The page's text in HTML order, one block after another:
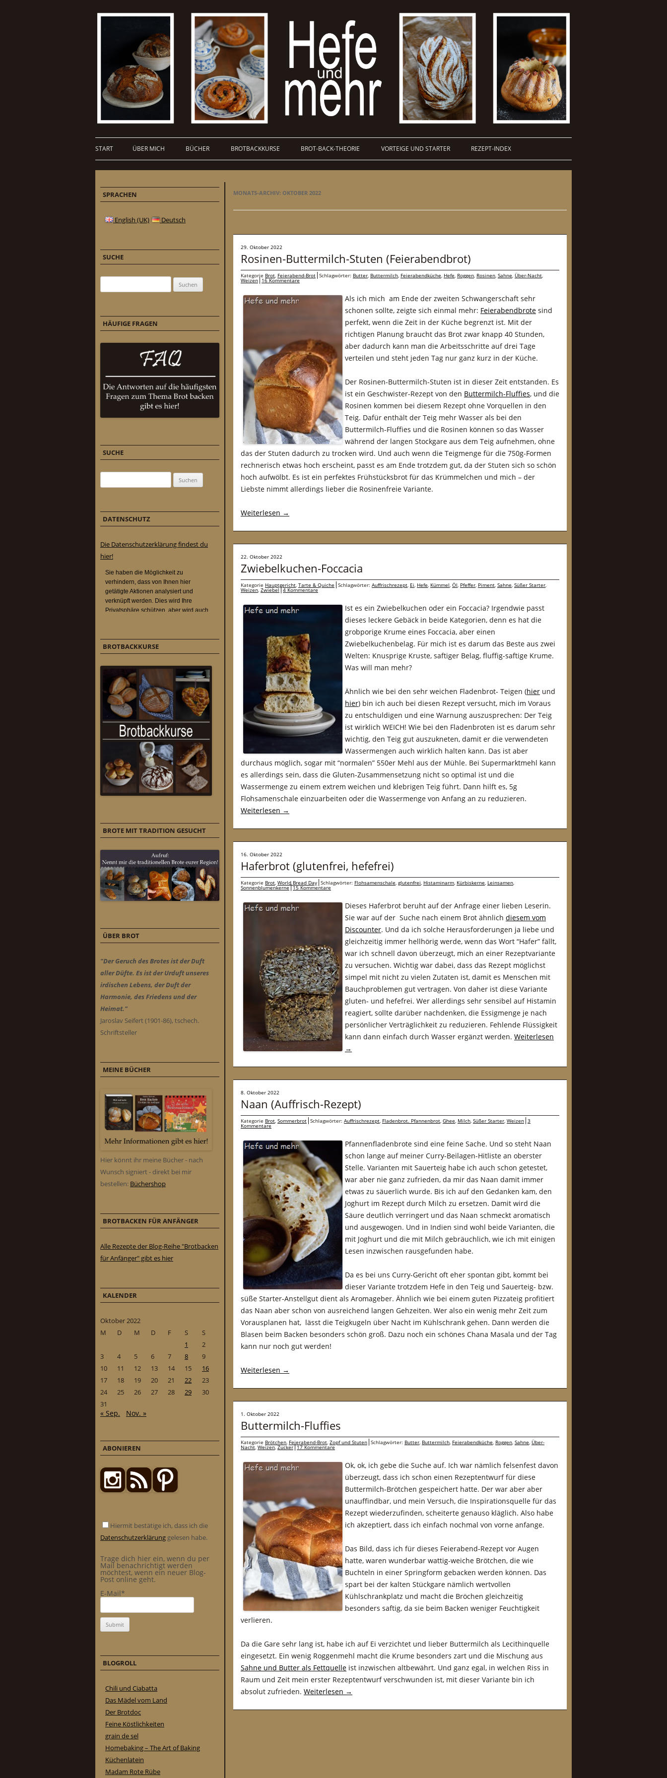
START ÜBER MICH BÜCHER BROTBACKKURSE BROT-BACK-THEORIE VORTEIGE UND STARTER REZEPT-INDEX
MONATS-ARCHIV: OKTOBER 2022
29. Oktober 2022
Rosinen-Buttermilch-Stuten (Feierabendbrot)
Kategorie Brot, Feierabend-Brot Schlagwörter: Butter, Buttermilch, Feierabendküche, Hefe, Roggen, Rosinen, Sahne, Über-Nacht,
Weizen 16 Kommentare
Als ich mich am Ende der zweiten Schwangerschaft sehr
schonen sollte, zeigte sich einmal mehr: Feierabendbrote sind
perfekt, wenn die Zeit in der Küche begrenzt ist. Mit der
richtigen Planung braucht das Brot zwar knapp 40 Stunden,
aber dadurch kann man die Arbeitsschritte auf drei Tage
verteilen und steht jeden Tag nur ganz kurz in der Küche.
Der Rosinen-Buttermilch-Stuten ist in dieser Zeit entstanden. Es
ist ein Geschwister-Rezept von den Buttermilch-Fluffies, und die
Rosinen kommen bei diesem Rezept ohne Vorquellen in den
Teig. Dafür enthält der Teig mehr Wasser als bei den
Buttermilch-Fluffies und die Rosinen können so das Wasser
während der langen Stockgare aus dem Teig aufnehmen, ohne
das der Stuten dadurch zu trocken wird. Und auch wenn die Teigmenge für die 750g-Formen
rechnerisch etwas hoch erscheint, passt es am Ende trotzdem gut, da der Stuten sich so schön
hoch aufwölbt. Es ist ein perfektes Frühstücksbrot für das Krümmelchen und mich – der
Liebste nimmt allerdings lieber die Rosinenfreie Variante.
Weiterlesen →
22. Oktober 2022
Zwiebelkuchen-Foccacia
Kategorie Hauptgericht, Tarte & Quiche Schlagwörter: Auffrischrezept, Ei, Hefe, Kümmel, Öl, Pfeffer, Piment, Sahne, Süßer Starter,
Weizen, Zwiebel 4 Kommentare
Ist es ein Zwiebelkuchen oder ein Foccacia? Irgendwie passt
dieses leckere Gebäck in beide Kategorien, denn es hat die
grobporige Krume eines Foccacia, aber einen
Zwiebelkuchenbelag. Für mich ist es darum das Beste aus zwei
Welten: Knusprige Kruste, saftiger Belag, fluffig-saftige Krume.
Was will man mehr?
Ähnlich wie bei den sehr weichen Fladenbrot- Teigen (hier und
hier) bin ich auch bei diesen Rezept versucht, mich im Voraus
zu entschuldigen und eine Warnung auszusprechen: Der Teig
ist wirklich WEICH! Wie bei den Fladenbroten ist es darum sehr
wichtig, den Teig gut auszukneten, damit er die verwendeten
Wassermengen auch wirklich halten kann. Das ist aber
durchaus möglich, sogar mit “normalen” 550er Mehl aus der Mühle. Bei Supermarktmehl kann
es allerdings sein, dass die Gluten-Zusammensetzung nicht so optimal ist und die
Wassermenge zu einem extrem weichen und klebrigen Teig führt. Dann hilft es, 5g
Flohsamenschale einzuarbeiten oder die Wassermenge von Anfang an zu reduzieren.
Weiterlesen →
16. Oktober 2022
Haferbrot (glutenfrei, hefefrei)
Kategorie Brot, World Bread Day Schlagwörter: Flohsamenschale, glutenfrei, Histaminarm, Kürbiskerne, Leinsamen,
Sonnenblumenkerne 15 Kommentare
Dieses Haferbrot beruht auf der Anfrage einer lieben Leserin.
Sie war auf der Suche nach einem Brot ähnlich diesem vom
Discounter. Und da ich solche Herausforderungen ja liebe und
gleichzeitig immer hellhörig werde, wenn das Wort “Hafer” fällt,
war ich schnell davon überzeugt, mich an einer Rezeptvariante
zu versuchen. Wichtig war dabei, dass das Rezept möglichst
simpel mit nicht zu vielen Zutaten ist, damit es Menschen mit
Bauchproblemen gut vertragen. Von daher ist diese Variante
gluten- und hefefrei. Wer allerdings sehr sensibel auf Histamin
reagiert, sollte darüber nachdenken, die Essigmenge je nach
persönlicher Verträglichkeit zu reduzieren. Fehlende Flüssigkeit
kann dann einfach durch Wasser ergänzt werden. Weiterlesen
→
8. Oktober 2022
Naan (Auffrisch-Rezept)
Kategorie Brot, Sommerbrot Schlagwörter: Auffrischrezept, Fladenbrot. Pfannenbrot, Ghee, Milch, Süßer Starter, Weizen 3
Kommentare
Pfannenfladenbrote sind eine feine Sache. Und so steht Naan
schon lange auf meiner Curry-Beilagen-Hitliste an oberster
Stelle. Varianten mit Sauerteig habe ich auch schon getestet,
war aber nie ganz zufrieden, da mir das Naan damit immer
etwas zu säuerlich wurde. Bis ich auf den Gedanken kam, den
Joghurt im Rezept durch Milch zu ersetzen. Damit wird die
Säure deutlich verringert und das Naan schmeckt aromatisch
und ausgewogen. Und in Indien sind wohl beide Varianten, die
mit Joghurt und die mit Milch gebräuchlich, wie ich mit einigen
Lesen inzwischen rausgefunden habe.
Da es bei uns Curry-Gericht oft eher spontan gibt, kommt bei
dieser Variante trotzdem Hefe in den Teig und Sauerteig- bzw.
süße Starter-Anstellgut dient als Aromageber. Ähnlich wie bei einem guten Pizzateig profitiert
das Naan aber schon von ausreichend langen Gehzeiten. Wer also ein wenig mehr Zeit zum
Vorausplanen hat, lässt die Teigkugeln über Nacht im Kühlschrank gehen. Dann werden die
Blasen beim Backen besonders schön groß. Dazu noch ein schönes Chana Masala und der Tag
kann nur noch gut werden!
Weiterlesen →
1. Oktober 2022
Buttermilch-Fluffies
Kategorie Brötchen, Feierabend-Brot, Zopf und Stuten Schlagwörter: Butter, Buttermilch, Feierabendküche, Roggen, Sahne, Über-
Nacht, Weizen,Zucker 17 Kommentare
Ok, ok, ich gebe die Suche auf. Ich war nämlich felsenfest davon
überzeugt, dass ich schon einen Rezeptentwurf für diese
Buttermilch-Brötchen gespeichert hatte. Der war aber aber
unauffindbar, und mein Versuch, die Inspirationsquelle für das
Rezept wiederzufinden, scheiterte genauso kläglich. Also habe
ich akzeptiert, dass ich einfach nochmal von vorne anfange.
Das Bild, dass ich für dieses Feierabend-Rezept vor Augen
hatte, waren wunderbar wattig-weiche Brötchen, die wie
Buchteln in einer Springform gebacken werden können. Das
spart bei der kalten Stückgare nämlich wertvollen
Kühlschrankplatz und macht die Bröchen gleichzeitig
besonders saftig, da sie beim Backen weniger Feuchtigkeit
verlieren.
Da die Gare sehr lang ist, habe ich auf Ei verzichtet und lieber Buttermilch als Lecithinquelle
eingesetzt. Ein wenig Roggenmehl macht die Krume besonders zart und die Mischung aus
Sahne und Butter als Fettquelle ist inzwischen altbewährt. Und ganz egal, in welchen Riss in
Raum und Zeit mein erster Rezeptentwurf verschwunden ist, mit dieser Variante bin ich
absolut zufrieden. Weiterlesen →
SPRACHEN
English (UK) Deutsch
SUCHE
HÄUFIGE FRAGEN
SUCHE
DATENSCHUTZ
Die Datenschutzerklärung findest du
hier!
BROTBACKKURSE
BROTE MIT TRADITION GESUCHT
ÜBER BROT
"Der Geruch des Brotes ist der Duft
aller Düfte. Es ist der Urduft unseres
irdischen Lebens, der Duft der
Harmonie, des Friedens und der
Heimat."
Jaroslav Seifert (1901-86), tschech.
Schriftsteller
MEINE BÜCHER
Hier könnt ihr meine Bücher - nach
Wunsch signiert - direkt bei mir
bestellen: Büchershop
BROTBACKEN FÜR ANFÄNGER
Alle Rezepte der Blog-Reihe "Brotbacken
für Anfänger" gibt es hier
KALENDER
Oktober 2022
M
D M D F S
S
1
2
3
4 5 6 7 8
9
10
11 12 13 14 15
16
17
18 19 20 21 22
23
24
25 26 27 28 29
30
31
« Sep. Nov. »
ABONIEREN
Hiermit bestätige ich, dass ich die
Datenschutzerklärung gelesen habe.
Trage dich hier ein, wenn du per
Mail benachrichtigt werden
möchtest, wenn ein neuer Blog-
Post online geht.
E-Mail*
BLOGROLL
Chili und Ciabatta
Das Mädel vom Land
Der Brotdoc
Feine Köstlichkeiten
grain de sel
Homebaking – The Art of Baking
Küchenlatein
Madam Rote Rübe